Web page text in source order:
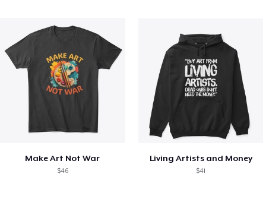
Make Art Not War
$46
Living Artists and Money
$41